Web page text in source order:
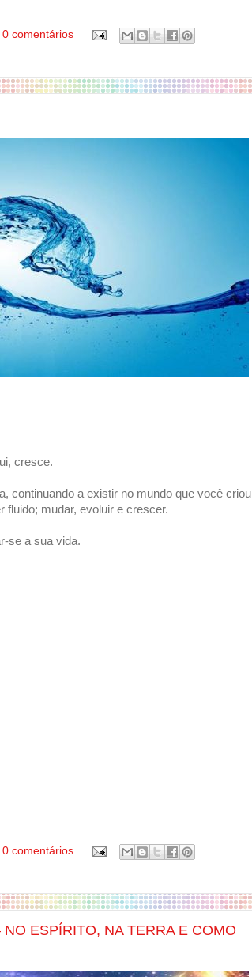
0 comentários
cresce.
continuando a existir no mundo que você criou
fluido; mudar, evoluir e crescer.
se a sua vida.
0 comentários
ESPÍRITO, NA TERRA E COMO